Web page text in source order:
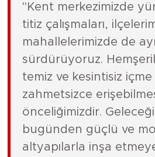
"Kent merkezimizde
titiz çalışmaları,
mahallelerimizde de
sürdürüyoruz.
temiz ve kesintisiz
zahmetsizce
önceliğimizdir.
bugünden güçlü ve
altyapılarla inşa